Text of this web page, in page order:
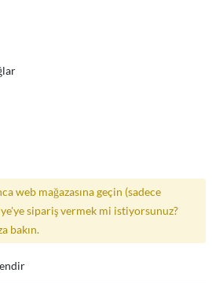
web mağazasına geçin (sadece
sipariş vermek mi istiyorsunuz?
bakın.